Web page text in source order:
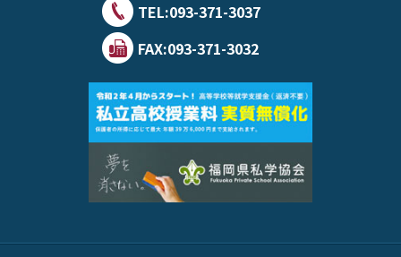
TEL:093-371-3037
FAX:093-371-3032